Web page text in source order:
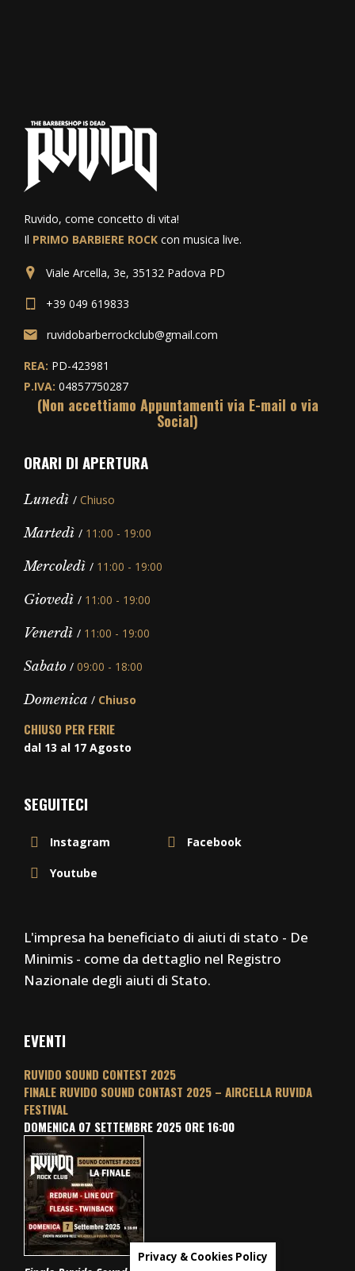
IlPRIMO BARBIERE ROCKcon musica live.
Viale Arcella, 3e, 35132 Padova PD
+39 049 619833
ruvidobarberrockclub@gmail.com
REA:PD-423981
ORARI DI APERTURA
Lunedì/Chiuso
Martedì/ 11:00 - 19:00
Mercoledì / 11:00 - 19:00
Giovedì/ 11:00 - 19:00
Venerdì /11:00 - 19:00
Sabato/09:00 - 18:00
Domenica /Chiuso
SEGUITECI
Instagram
L'impresa ha beneficiato di aiuti di stato - De
EVENTI
RUVIDO SOUND CONTEST 2025
FINALE RUVIDO SOUND CONTAST 2025 – AIRCELLA RUVIDA
FESTIVAL
DOMENICA 07 SETTEMBRE 2025 ORE 16:00
Privacy & Cookies Policy